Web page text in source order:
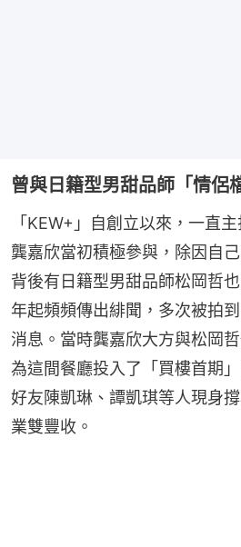
曾與日籍型男甜品師「情侶
「KEW+」自創立以來，一直
龔嘉欣當初積極參與，除因自
背後有日籍型男甜品師松岡哲
年起頻頻傳出緋聞，多次被拍
消息。當時龔嘉欣大方與松岡
為這間餐廳投入了「買樓首期
好友陳凱琳、譚凱琪等人現身
業雙豐收。